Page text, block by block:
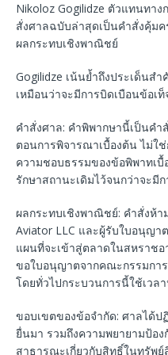
Nikoloz Gogilidze ตัวแทนทาง
สั่งศาลฉบับล่าสุดเป็นคำสั่งคุ้ม
ผลกระทบเชิงพาณิชย์
Gogilidze เน้นย้ำถึงประเด็น
เหมือนว่าจะมีการบิดเบือนข้อเ
คำสั่งศาล: คำพิพากษานี้เป็นค
ตอนการพิจารณาเบื้องต้น ไม่ใ
ความชอบธรรมของข้อพิพาทเบื้
รักษาสถานะเดิมไว้จนกว่าจะมี
ผลกระทบเชิงพาณิชย์: คำสั่งห้า
Aviator LLC และผู้รับใบอนุญ
แผนที่จะเข้าสู่ตลาดในสหราช
ขอใบอนุญาตจากคณะกรรมกา
โดยทั่วไปกระบวนการนี้ใช้เว
ขอบเขตของข้อจำกัด: ศาลได้ป
ยื่นมา รวมถึงความพยายามป้อ
สาธารณะเกี่ยวกับสิทธิ์ในทรัพ